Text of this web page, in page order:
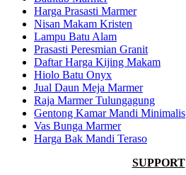
Harga Prasasti Marmer
Nisan Makam Kristen
Lampu Batu Alam
Prasasti Peresmian Granit
Daftar Harga Kijing Makam
Hiolo Batu Onyx
Jual Daun Meja Marmer
Raja Marmer Tulungagung
Gentong Kamar Mandi Minimalis
Vas Bunga Marmer
Harga Bak Mandi Teraso
SUPPORT